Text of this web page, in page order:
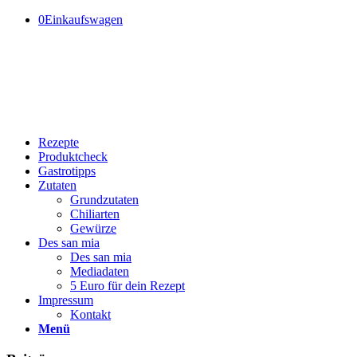
0Einkaufswagen
Rezepte
Produktcheck
Gastrotipps
Zutaten
Grundzutaten
Chiliarten
Gewürze
Des san mia
Des san mia
Mediadaten
5 Euro für dein Rezept
Impressum
Kontakt
Menü